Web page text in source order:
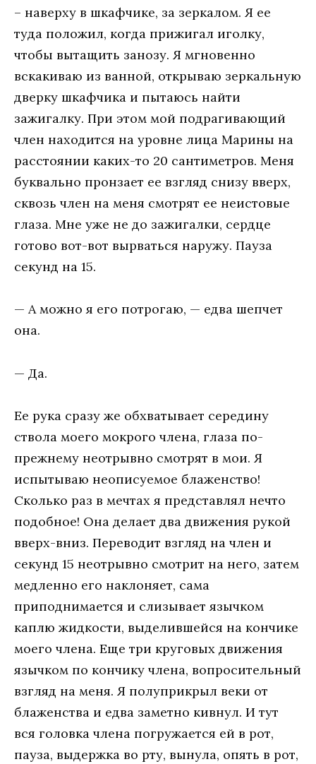
– наверху в шкафчике, за зеркалом. Я ее
туда положил, когда прижигал иголку,
чтобы вытащить занозу. Я мгновенно
вскакиваю из ванной, открываю зеркальную
дверку шкафчика и пытаюсь найти
зажигалку. При этом мой подрагивающий
член находится на уровне лица Марины на
расстоянии каких-то 20 сантиметров. Меня
буквально пронзает ее взгляд снизу вверх,
сквозь член на меня смотрят ее неистовые
глаза. Мне уже не до зажигалки, сердце
готово вот-вот вырваться наружу. Пауза
секунд на 15.
— А можно я его потрогаю, — едва шепчет
она.
— Да.
Ее рука сразу же обхватывает середину
ствола моего мокрого члена, глаза по-
прежнему неотрывно смотрят в мои. Я
испытываю неописуемое блаженство!
Сколько раз в мечтах я представлял нечто
подобное! Она делает два движения рукой
вверх-вниз. Переводит взгляд на член и
секунд 15 неотрывно смотрит на него, затем
медленно его наклоняет, сама
приподнимается и слизывает язычком
каплю жидкости, выделившейся на кончике
моего члена. Еще три круговых движения
язычком по кончику члена, вопросительный
взгляд на меня. Я полуприкрыл веки от
блаженства и едва заметно кивнул. И тут
вся головка члена погружается ей в рот,
пауза, выдержка во рту, вынула, опять в рот,